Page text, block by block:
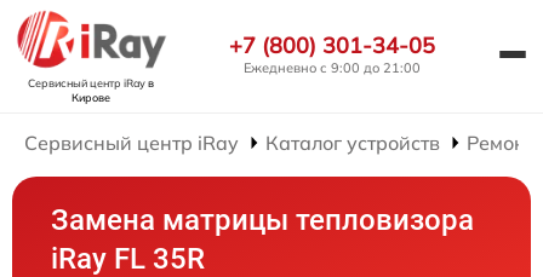
Сервисный центр iRayв
Кирове
+7 (800) 301-34-05
Ежедневно с 9:00 до 21:00
Сервисный центр iRay Каталог устройств Ремонт
Замена матрицы тепловизора
iRay FL 35R